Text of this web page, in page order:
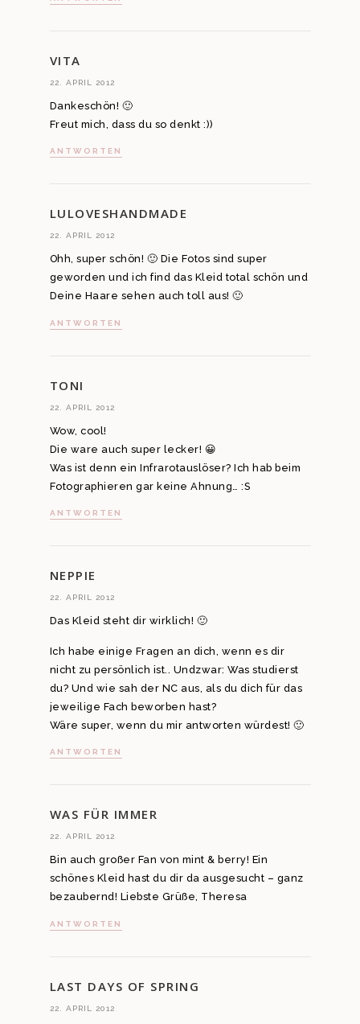
VITA
22. APRIL 2012
Dankeschön! 🙂
Freut mich, dass du so denkt :))
ANTWORTEN
LULOVESHANDMADE
22. APRIL 2012
Ohh, super schön! 🙂 Die Fotos sind super
geworden und ich find das Kleid total schön und
Deine Haare sehen auch toll aus! 🙂
ANTWORTEN
TONI
22. APRIL 2012
Wow, cool!
Die ware auch super lecker! 😀
Was ist denn ein Infrarotauslöser? Ich hab beim
Fotographieren gar keine Ahnung… :S
ANTWORTEN
NEPPIE
22. APRIL 2012
Das Kleid steht dir wirklich! 🙂
Ich habe einige Fragen an dich, wenn es dir
nicht zu persönlich ist.. Undzwar: Was studierst
du? Und wie sah der NC aus, als du dich für das
jeweilige Fach beworben hast?
Wäre super, wenn du mir antworten würdest! 🙂
ANTWORTEN
WAS FÜR IMMER
22. APRIL 2012
Bin auch großer Fan von mint & berry! Ein
schönes Kleid hast du dir da ausgesucht – ganz
bezaubernd! Liebste Grüße, Theresa
ANTWORTEN
LAST DAYS OF SPRING
22. APRIL 2012